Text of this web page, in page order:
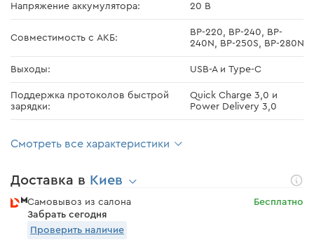
Напряжение аккумулятора: 20 В
Совместимость с АКБ:
BP-220, BP-240, BP-
240N, BP-250S, BP-280N
Выходы: USB-A и Type-C
Поддержка протоколов быстрой
зарядки:
Quick Charge 3,0 и
Power Delivery 3,0
Смотреть все характеристики
Доставка в Киев
Самовывоз из салона
Забрать сегодня
Бесплатно
Проверить наличие